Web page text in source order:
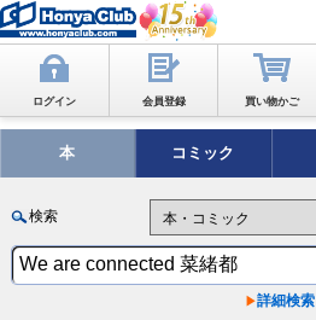
ログイン 会員登録 買い物かご
本 コミック
検索
詳細検索